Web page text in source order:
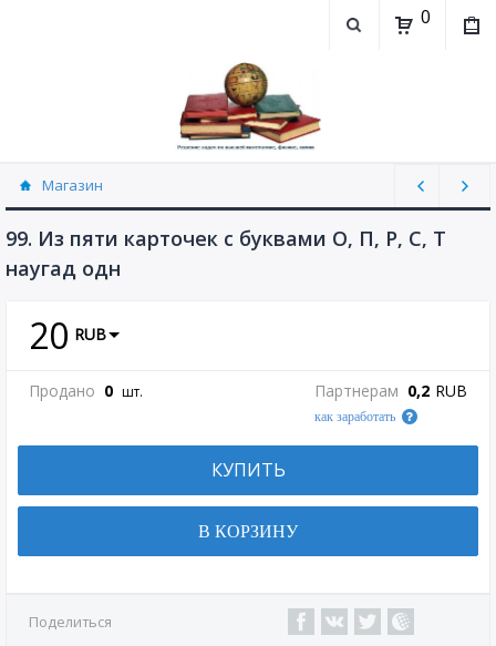
0
Магазин
Теория вероятностей (рассылаю Doc+PDF)
99. Из пяти карточек с буквами О, П, Р, С, Т
наугад одн
20 RUB
Продано 0 шт. Партнерам 0,2 RUB
как заработать
КУПИТЬ
В КОРЗИНУ
Поделиться